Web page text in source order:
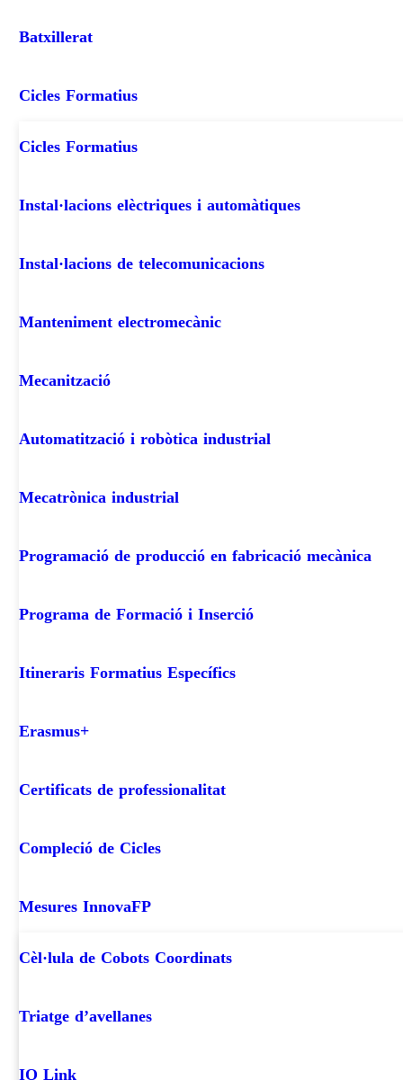
Batxillerat
Cicles Formatius
Cicles Formatius
Instal·lacions elèctriques i automàtiques
Instal·lacions de telecomunicacions
Manteniment electromecànic
Mecanització
Automatització i robòtica industrial
Mecatrònica industrial
Programació de producció en fabricació mecànica
Programa de Formació i Inserció
Itineraris Formatius Específics
Erasmus+
Certificats de professionalitat
Compleció de Cicles
Mesures InnovaFP
Cèl·lula de Cobots Coordinats
Triatge d’avellanes
IO Link